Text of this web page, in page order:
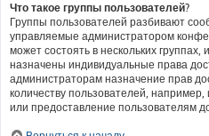
Что такое группы пользователей?
Группы пользователей разбивают
управляемые администратором
может состоять в нескольких группах,
назначены индивидуальные права
администраторам назначение прав
количеству пользователей,
или предоставление пользователям